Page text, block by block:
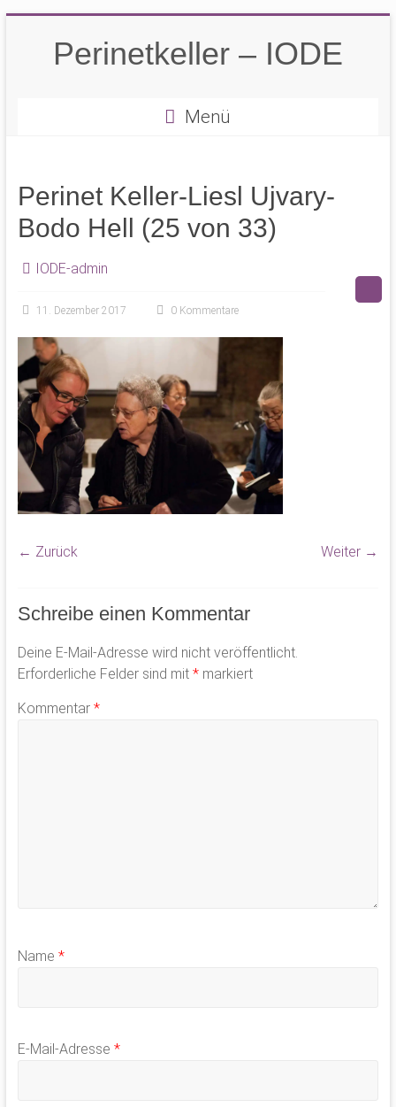
Perinetkeller – IODE
Menü
Perinet Keller-Liesl Ujvary-
Bodo Hell (25 von 33)
IODE-admin
11. Dezember 2017 0 Kommentare
← Zurück Weiter →
Schreibe einen Kommentar
Deine E-Mail-Adresse wird nicht veröffentlicht.
Erforderliche Felder sind mit *markiert
Kommentar *
Name *
E-Mail-Adresse *